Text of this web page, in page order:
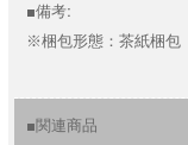
■備考:
※梱包形態：茶紙梱包
■関連商品